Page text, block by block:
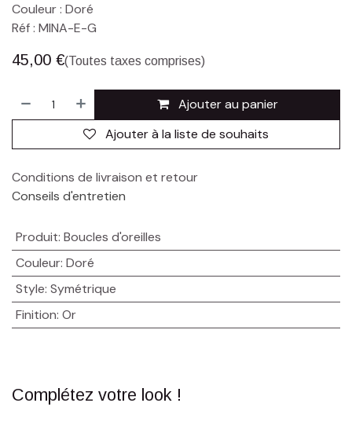
Couleur : Doré
Réf : MINA-E-G
45,00 €(Toutes taxes comprises)
Ajouter au panier
Ajouter à la liste de souhaits
Conditions de livraison et retour
Conseils d'entretien
Produit: Boucles d'oreilles
Couleur: Doré
Style: Symétrique
Finition: Or
Complétez votre look !